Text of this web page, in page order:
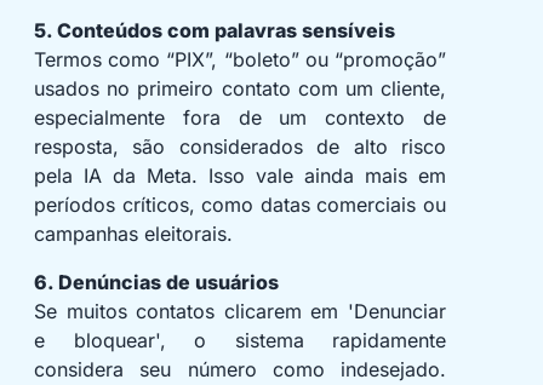
5. Conteúdos com palavras sensíveis
Termos como “PIX”, “boleto” ou “promoção”
usados no primeiro contato com um cliente,
especialmente fora de um contexto de
resposta, são considerados de alto risco
pela IA da Meta. Isso vale ainda mais em
períodos críticos, como datas comerciais ou
campanhas eleitorais.
6. Denúncias de usuários
Se muitos contatos clicarem em 'Denunciar
e bloquear', o sistema rapidamente
considera seu número como indesejado.